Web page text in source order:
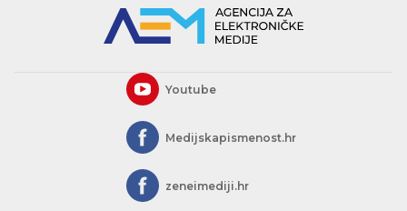
Youtube
Medijskapismenost.hr
zeneimediji.hr